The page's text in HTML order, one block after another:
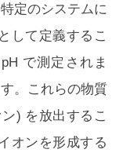
定のシステムに
して定義するこ
で測定されま
。これらの物質
) を放出するこ
オンを形成する